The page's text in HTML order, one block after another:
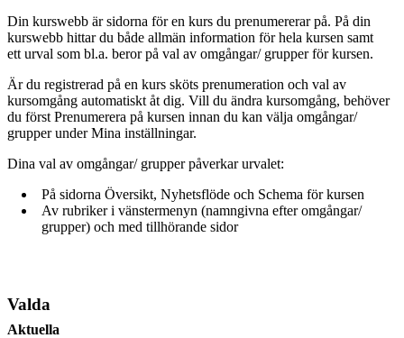
Din kurswebb är sidorna för en kurs du prenumererar på. På din
kurswebb hittar du både allmän information för hela kursen samt
ett urval som bl.a. beror på val av omgångar/ grupper för kursen.
Är du registrerad på en kurs sköts prenumeration och val av
kursomgång automatiskt åt dig. Vill du ändra kursomgång, behöver
du först Prenumerera på kursen innan du kan välja omgångar/
grupper under Mina inställningar.
Dina val av omgångar/ grupper påverkar urvalet:
På sidorna Översikt, Nyhetsflöde och Schema för kursen
Av rubriker i vänstermenyn (namngivna efter omgångar/
grupper) och med tillhörande sidor
Valda
Aktuella